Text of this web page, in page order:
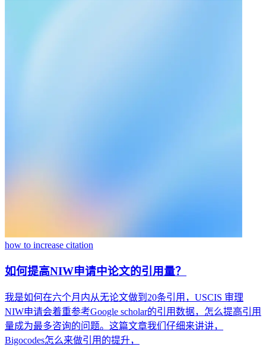
how to increase citation
如何提高NIW申请中论文的引用量？
我是如何在六个月内从无论文做到20条引用，USCIS 审理
NIW申请会着重参考Google scholar的引用数据，怎么提高引用
量成为最多咨询的问题。这篇文章我们仔细来讲讲，
Bigocodes怎么来做引用的提升，